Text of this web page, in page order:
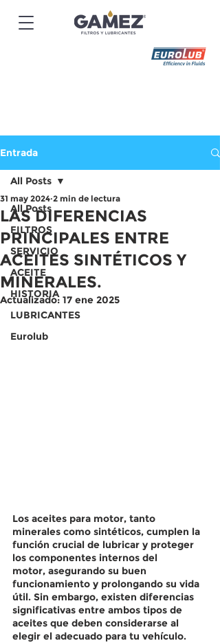
Entrada
All Posts
FILTROS
SERVICIO
ACEITE
HISTORIA
LUBRICANTES
Eurolub
All Posts
LAS DIFERENCIAS
PRINCIPALES ENTRE
ACEITES SINTÉTICOS Y
MINERALES.
31 may 2024 2 min de lectura
Actualizado: 17 ene 2025
Los aceites para motor, tanto
minerales como sintéticos, cumplen la
función crucial de lubricar y proteger
los componentes internos del
motor, asegurando su buen
funcionamiento y prolongando su vida
útil. Sin embargo, existen diferencias
significativas entre ambos tipos de
aceites que deben considerarse al
elegir el adecuado para tu vehículo.